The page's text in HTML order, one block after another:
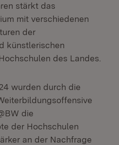
stärkt das
mit verschiedenen
der
künstlerischen
des Landes.
wurden durch die
die
der Hochschulen
an der Nachfrage